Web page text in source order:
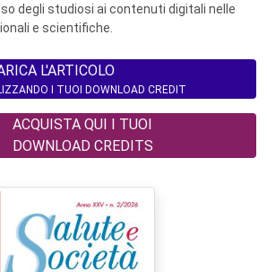
degli studiosi ai contenuti digitali nelle
e scientifiche.
L'ARTICOLO
I TUOI DOWNLOAD CREDIT
ACQUISTA QUI I TUOI
DOWNLOAD CREDITS